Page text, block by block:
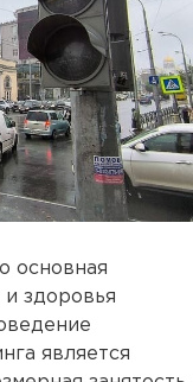
основная
здоровья
является